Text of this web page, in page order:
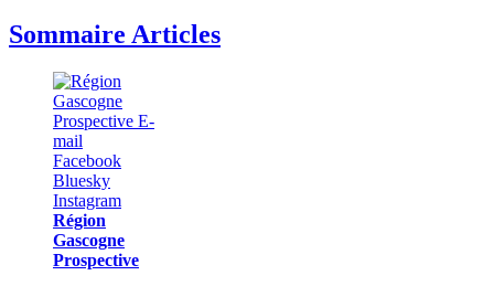
Sommaire Articles
Région
Gascogne
Prospective